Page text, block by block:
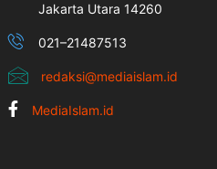
Jakarta Utara 14260
021–21487513
redaksi@mediaislam.id
MediaIslam.id